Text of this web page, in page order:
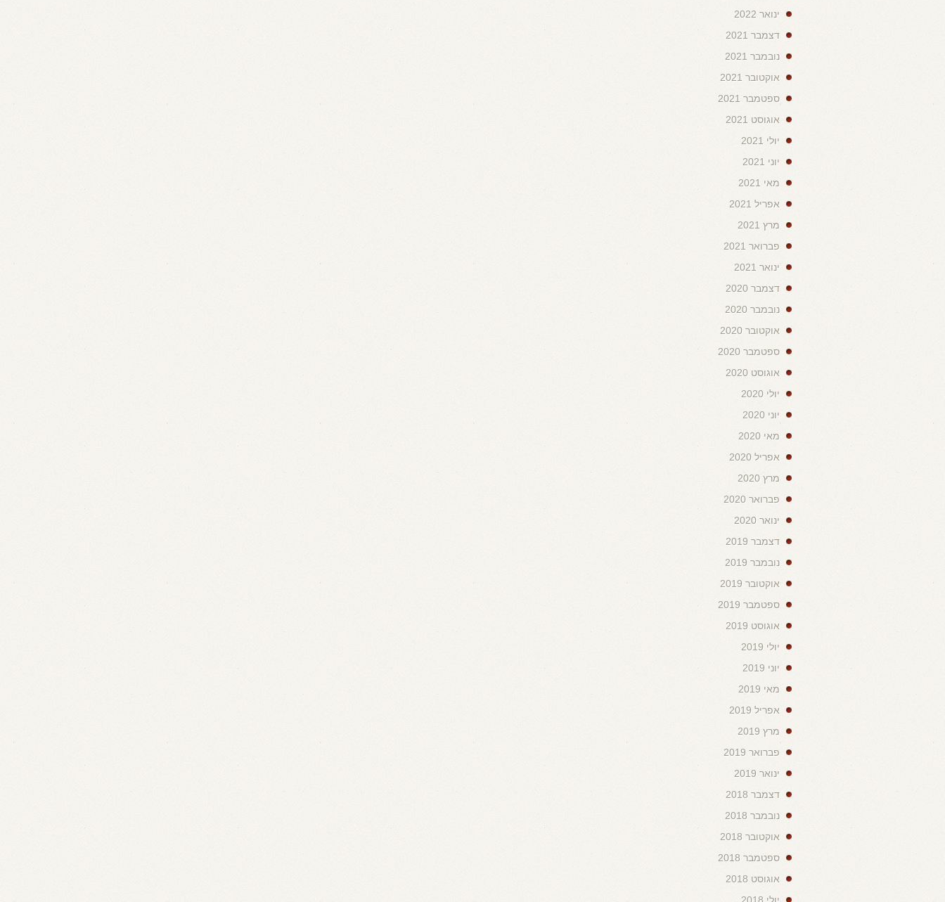
ינואר 2022
דצמבר 2021
נובמבר 2021
אוקטובר 2021
ספטמבר 2021
אוגוסט 2021
יולי 2021
יוני 2021
מאי 2021
אפריל 2021
מרץ 2021
פברואר 2021
ינואר 2021
דצמבר 2020
נובמבר 2020
אוקטובר 2020
ספטמבר 2020
אוגוסט 2020
יולי 2020
יוני 2020
מאי 2020
אפריל 2020
מרץ 2020
פברואר 2020
ינואר 2020
דצמבר 2019
נובמבר 2019
אוקטובר 2019
ספטמבר 2019
אוגוסט 2019
יולי 2019
יוני 2019
מאי 2019
אפריל 2019
מרץ 2019
פברואר 2019
ינואר 2019
דצמבר 2018
נובמבר 2018
אוקטובר 2018
ספטמבר 2018
אוגוסט 2018